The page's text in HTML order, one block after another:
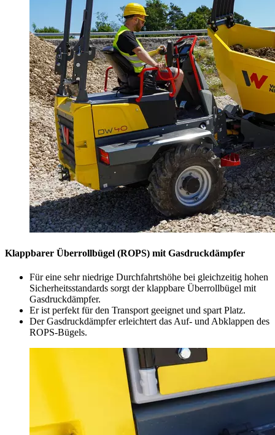
Klappbarer Überrollbügel (ROPS) mit Gasdruckdämpfer
Für eine sehr niedrige Durchfahrtshöhe bei gleichzeitig hohen
Sicherheitsstandards sorgt der klappbare Überrollbügel mit
Gasdruckdämpfer.
Er ist perfekt für den Transport geeignet und spart Platz.
Der Gasdruckdämpfer erleichtert das Auf- und Abklappen des
ROPS-Bügels.